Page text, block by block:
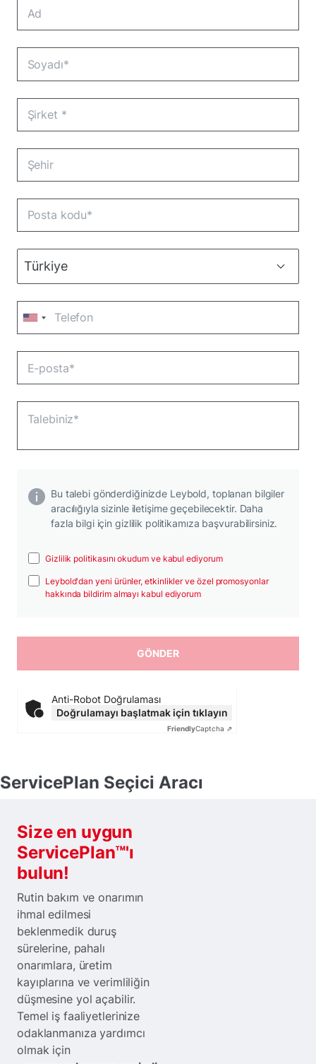
Bu talebi gönderdiğinizde Leybold, toplanan bilgiler
aracılığıyla sizinle iletişime geçebilecektir. Daha
fazla bilgi için gizlilik politikamıza başvurabilirsiniz.
Gizlilik politikasını okudum ve kabul ediyorum
Leybold'dan yeni ürünler, etkinlikler ve özel promosyonlar
hakkında bildirim almayı kabul ediyorum
Anti-Robot Doğrulaması
Doğrulamayı başlatmak için tıklayın
FriendlyCaptcha ⇗
ServicePlan Seçici Aracı
Size en uygun
ServicePlan™'ı
bulun!
Rutin bakım ve onarımın
ihmal edilmesi
beklenmedik duruş
sürelerine, pahalı
onarımlara, üretim
kayıplarına ve verimliliğin
düşmesine yol açabilir.
Temel iş faaliyetlerinize
odaklanmanıza yardımcı
olmak için